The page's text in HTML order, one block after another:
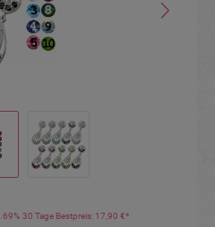
30 Tage Bestpreis: 17,90 €*